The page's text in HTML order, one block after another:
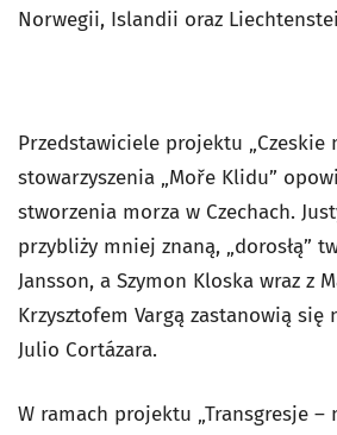
Norwegii, Islandii oraz
Przedstawiciele projektu „Czeskie
stowarzyszenia „Moře Klidu”
stworzenia morza w Czechach.
przybliży mniej znaną, „dorosłą”
Jansson, a Szymon Kloska wraz z
Krzysztofem Vargą zastanowią
Julio Cortázara.
W ramach projektu „Transgresje –